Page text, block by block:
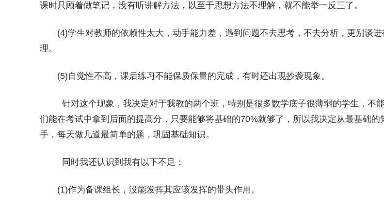
课时只顾着做笔记，没有听讲解方法，以至于思想方法不理解，就不能举一反三了。
(4)学生对教师的依赖性太大，动手能力差，遇到问题不去思考，不去分析，更别谈进
理。
(5)自觉性不高，课后练习不能保质保量的完成，有时还出现抄袭现象。
针对这个现象，我决定对于我教的两个班，特别是很多数学底子很薄弱的学生，不
们能在考试中拿到后面的提高分，只要能够将基础的70%就够了，所以我决定从最基础的
手，每天做几道最简单的题，巩固基础知识。
同时我还认识到我有以下不足：
(1)作为备课组长，没能发挥其应该发挥的带头作用。